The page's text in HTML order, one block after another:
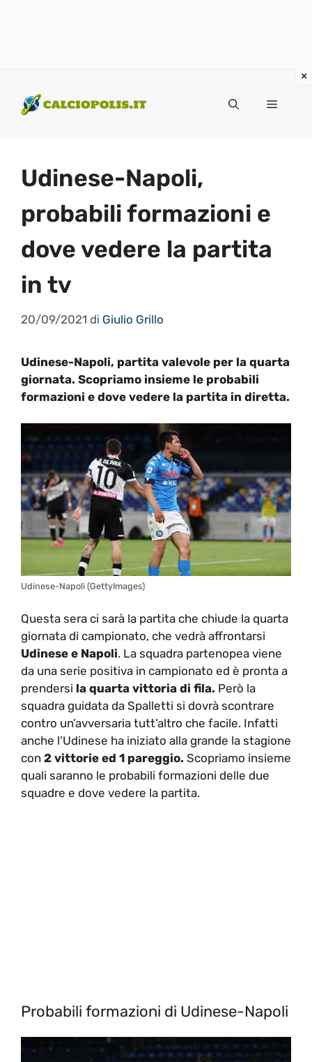
contenuto
Menu
Udinese-Napoli,
probabili formazioni e
dove vedere la partita
in tv
20/09/2021 di Giulio Grillo
Udinese-Napoli, partita valevole per la quarta
giornata. Scopriamo insieme le probabili
formazioni e dove vedere la partita in diretta.
Udinese-Napoli (GettyImages)
Questa sera ci sarà la partita che chiude la quarta
giornata di campionato, che vedrà affrontarsi
Udinese e Napoli. La squadra partenopea viene
da una serie positiva in campionato ed è pronta a
prendersi la quarta vittoria di fila. Però la
squadra guidata da Spalletti si dovrà scontrare
contro un’avversaria tutt’altro che facile. Infatti
anche l’Udinese ha iniziato alla grande la stagione
con 2 vittorie ed 1 pareggio. Scopriamo insieme
quali saranno le probabili formazioni delle due
squadre e dove vedere la partita.
Probabili formazioni di Udinese-Napoli